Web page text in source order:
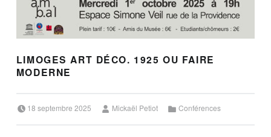
LIMOGES ART DÉCO. 1925 OU FAIRE
MODERNE
18 septembre 2025 Mickaël Petiot Conférences